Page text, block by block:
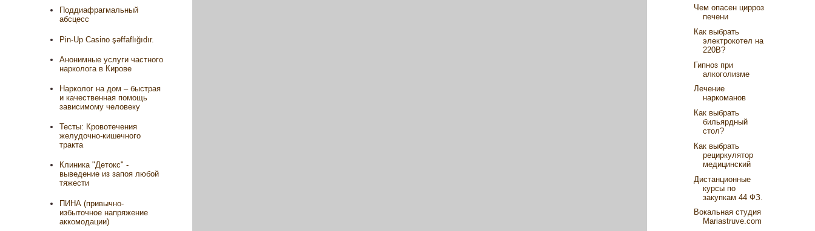
Поддиафрагмальный
абсцесс
Pin-Up Casino şəffaflığıdır.
Анонимные услуги частного
нарколога в Кирове
Нарколог на дом – быстрая
и качественная помощь
зависимому человеку
Тесты: Кровотечения
желудочно-кишечного
тракта
Клиника "Детокс" -
выведение из запоя любой
тяжести
ПИНА (привычно-
избыточное напряжение
аккомодации)
Чем опасен цирроз
печени
Как выбрать
электрокотел на
220В?
Гипноз при
алкоголизме
Лечение
наркоманов
Как выбрать
бильярдный
стол?
Как выбрать
рециркулятор
медицинский
Дистанционные
курсы по
закупкам 44 ФЗ.
Вокальная студия
Mariastruve.com